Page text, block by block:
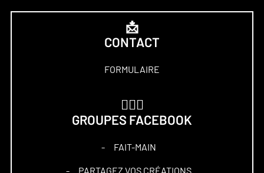
📩
CONTACT
FORMULAIRE
🏋🏻‍♀️
GROUPES FACEBOOK
– FAIT-MAIN
– PARTAGEZ VOS CRÉATIONS